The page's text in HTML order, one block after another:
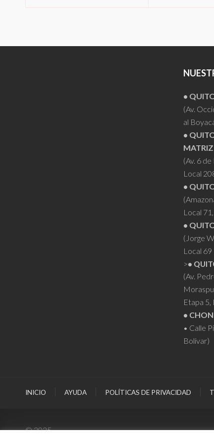
•
(Av.
al
•
MATRIZ
(Av. 6
Local
•
Local
•
(Jorge
Local 69
>•
(Av.
Etapa
•
• Calle
Bolívar)
INICIO AYUDA POLÍTICAS DE PRIVACIDAD
© 2025